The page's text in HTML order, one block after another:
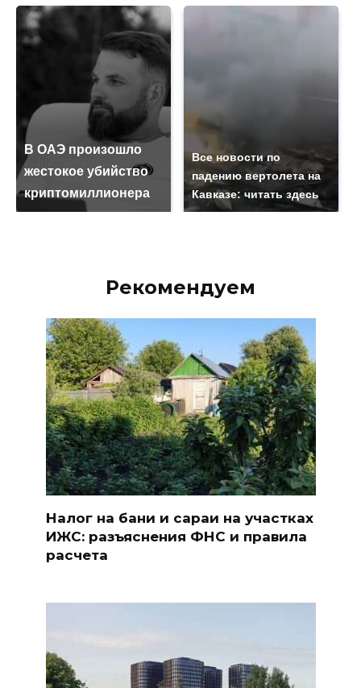
В ОАЭ произошло
жестокое убийство
криптомиллионера
Все новости по
падению вертолета на
Кавказе: читать здесь
Рекомендуем
Налог на бани и сараи на участках
ИЖС: разъяснения ФНС и правила
расчета